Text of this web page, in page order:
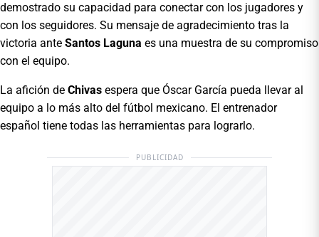
demostrado su capacidad para conectar con los jugadores y
con los seguidores. Su mensaje de agradecimiento tras la
victoria ante Santos Laguna es una muestra de su compromiso
con el equipo.
La afición de Chivas espera que Óscar García pueda llevar al
equipo a lo más alto del fútbol mexicano. El entrenador
español tiene todas las herramientas para lograrlo.
PUBLICIDAD